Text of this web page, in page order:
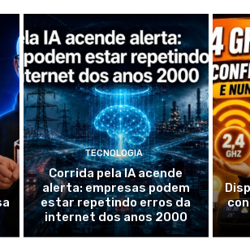
TECNOLOGIA
Corrida pela IA acende
alerta: empresas podem
estar repetindo erros da
internet dos anos 2000